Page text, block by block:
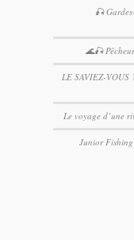
🎣
🌊🎣
LE SAVIEZ-VOUS
Le voyage d’une
Junior